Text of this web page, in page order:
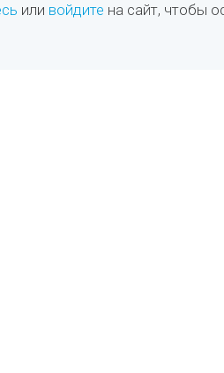
или войдите на сайт, чтобы